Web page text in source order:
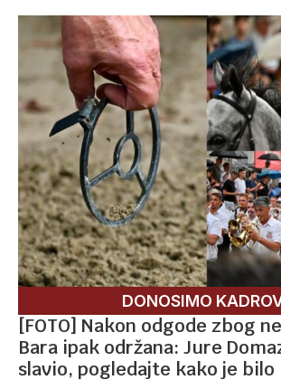
DONOSIMO
[FOTO] Nakon odgode zbog
Bara ipak održana: Jure
slavio, pogledajte kako je bilo